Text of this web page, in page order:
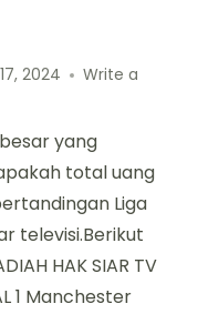
2024
Write a
yang
total uang
Liga
televisi.Berikut
HAK SIAR TV
1 Manchester